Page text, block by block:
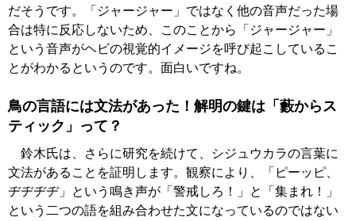
だそうです。「ジャージャー」ではなく他の音声だった場
合は特に反応しないため、このことから「ジャージャー」
という音声がヘビの視覚的イメージを呼び起こしているこ
とがわかるというのです。面白いですね。
鳥の言語には文法があった！解明の鍵は「藪からス
ティック」って？
鈴木氏は、さらに研究を続けて、シジュウカラの言葉に
文法があることを証明します。観察により、「ピーッピ、
ヂヂヂヂ」という鳴き声が「警戒しろ！」と「集まれ！」
という二つの語を組み合わせた文になっているのではない